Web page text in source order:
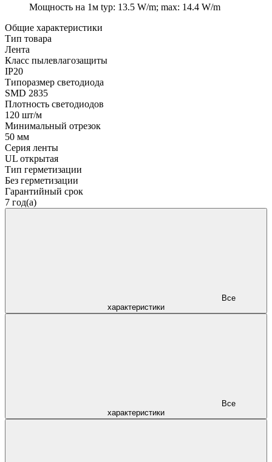
Мощность на 1м typ: 13.5 W/m; max: 14.4 W/m
Общие характеристики
Тип товара
Лента
Класс пылевлагозащиты
IP20
Типоразмер светодиода
SMD 2835
Плотность светодиодов
120 шт/м
Минимальный отрезок
50 мм
Серия ленты
UL открытая
Тип герметизации
Без герметизации
Гарантийный срок
7 год(а)
характеристики
характеристики